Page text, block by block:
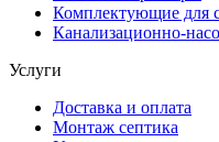
Комплектующие для
Канализационно-
Услуги
Доставка и оплата
Монтаж септика